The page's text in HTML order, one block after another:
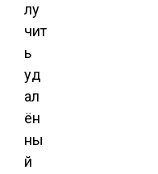
лу
чит
ь
уд
ал
ён
ны
й